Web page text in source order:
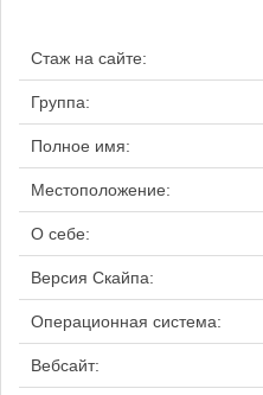
Стаж на сайте:
Группа:
Полное имя:
Местоположение:
О себе:
Версия Скайпа:
Операционная система:
Вебсайт: